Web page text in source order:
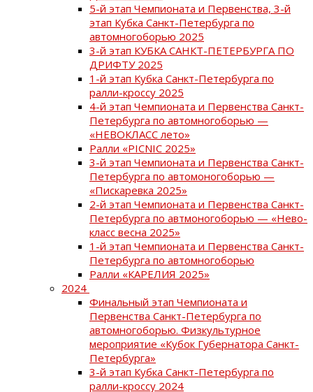
5-й этап Чемпионата и Первенства, 3-й
этап Кубка Санкт-Петербурга по
автомногоборью 2025
3-й этап КУБКА САНКТ-ПЕТЕРБУРГА ПО
ДРИФТУ 2025
1-й этап Кубка Санкт-Петербурга по
ралли-кроссу 2025
4-й этап Чемпионата и Первенства Санкт-
Петербурга по автомногоборью —
«НЕВОКЛАСС лето»
Ралли «PICNIC 2025»
3-й этап Чемпионата и Первенства Санкт-
Петербурга по автомоногоборью —
«Пискаревка 2025»
2-й этап Чемпионата и Первенства Санкт-
Петербурга по автмоногоборью — «Нево-
класс весна 2025»
1-й этап Чемпионата и Первенства Санкт-
Петербурга по автомногоборью
Ралли «КАРЕЛИЯ 2025»
2024
Финальный этап Чемпионата и
Первенства Санкт-Петербурга по
автомногоборью. Физкультурное
мероприятие «Кубок Губернатора Санкт-
Петербурга»
3-й этап Кубка Санкт-Петербурга по
ралли-кроссу 2024